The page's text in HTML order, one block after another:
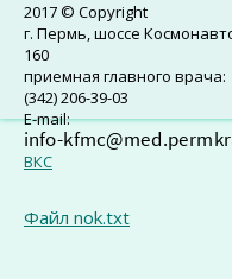
2017 © Copyright
г. Пермь, шоссе
160
приемная главного врача:
(342) 206-39-03
E-mail:
ВКС
Файл nok.txt